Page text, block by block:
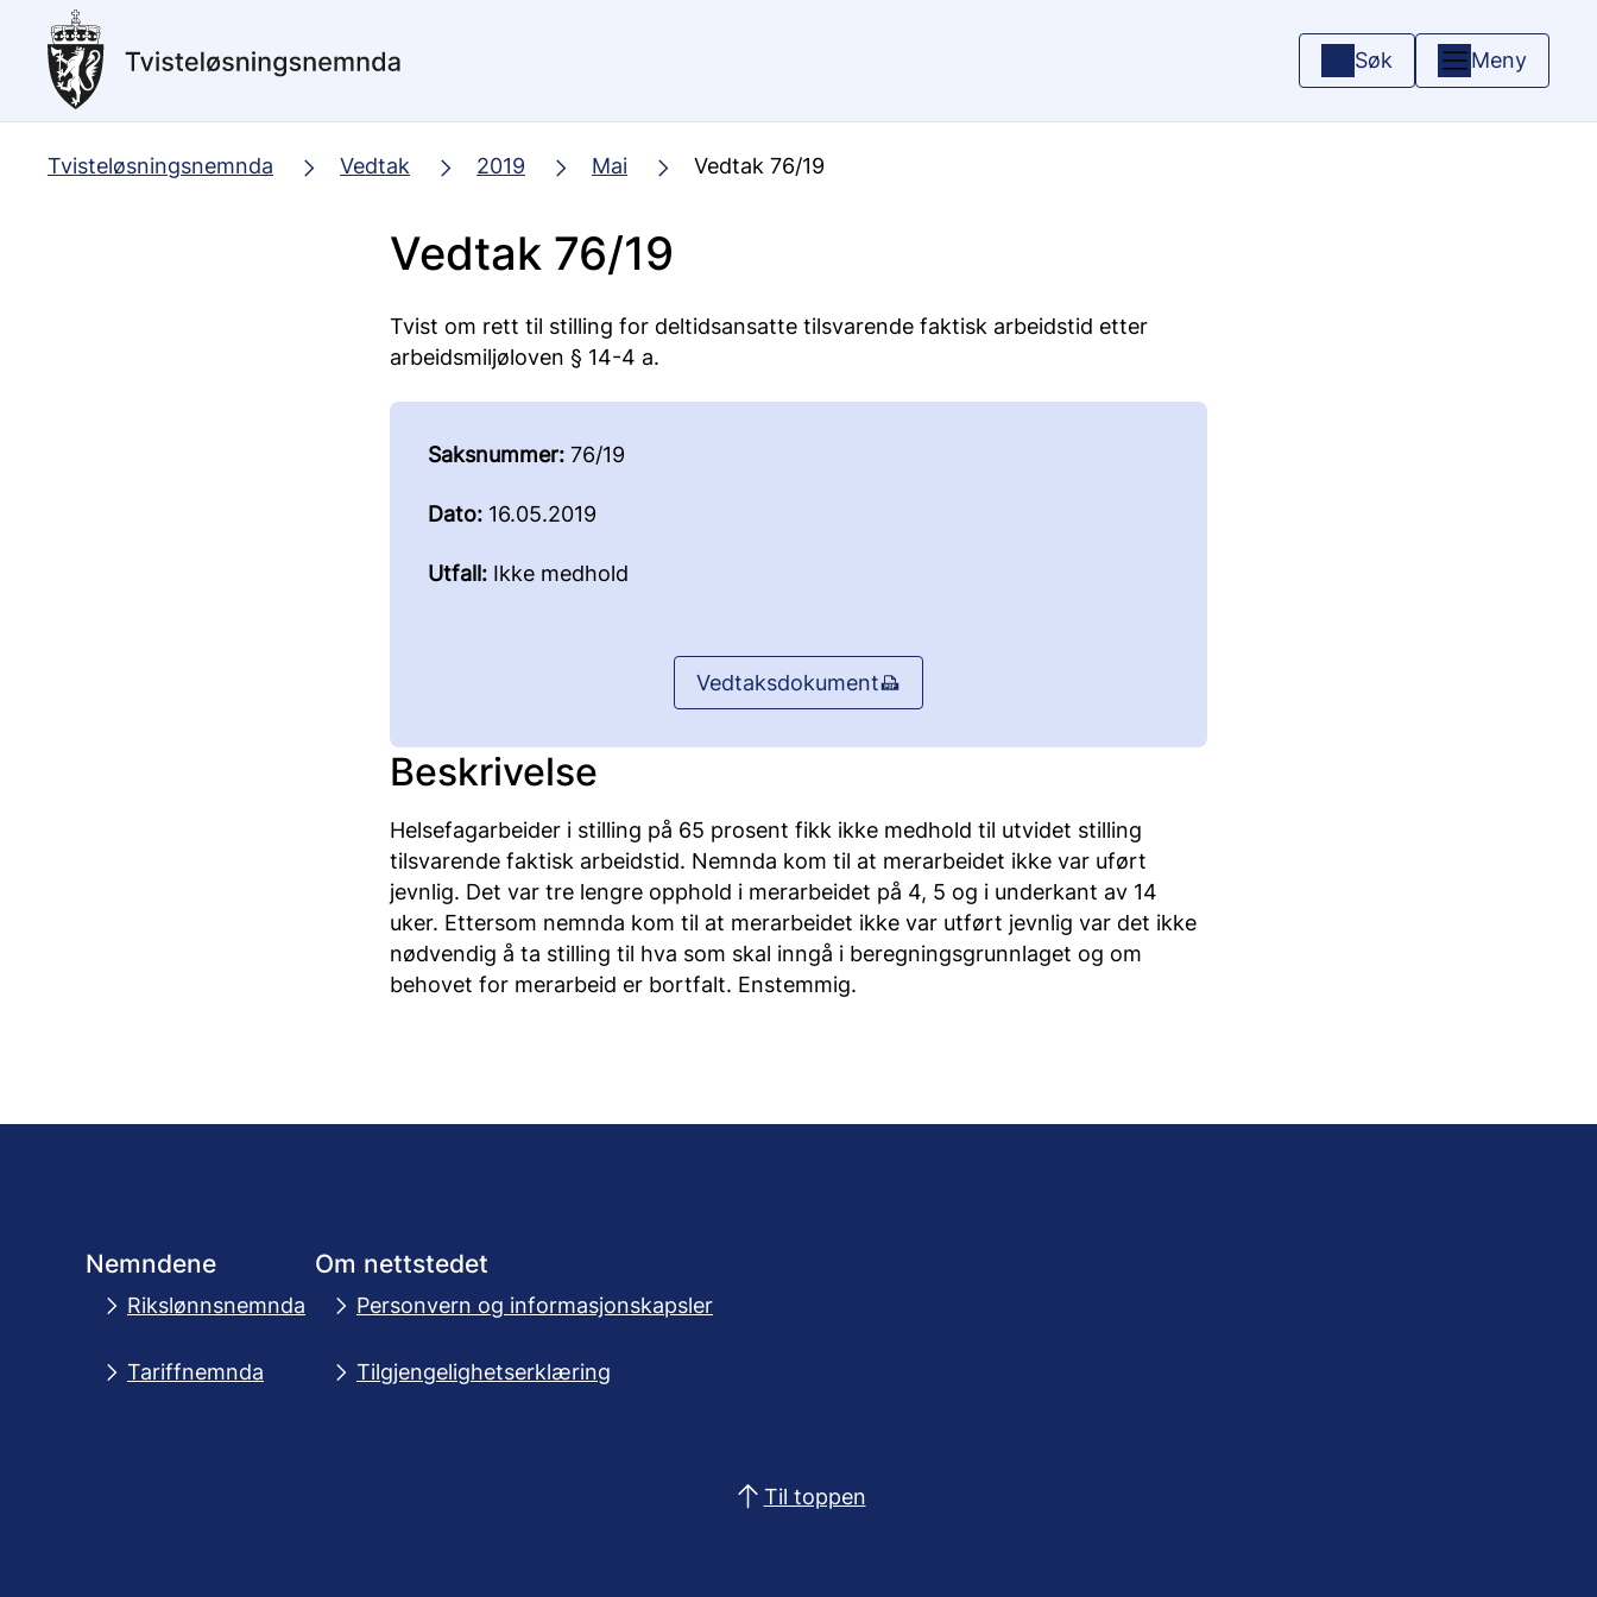
hovedinnhold
Søk Meny
Tvisteløsningsnemnda Vedtak 2019 Mai Vedtak 76/19
Vedtak 76/19
Tvist om rett til stilling for deltidsansatte tilsvarende faktisk arbeidstid etter
arbeidsmiljøloven § 14-4 a.
Saksnummer: 76/19
Dato: 16.05.2019
Utfall: Ikke medhold
Vedtaksdokument
Beskrivelse
Helsefagarbeider i stilling på 65 prosent fikk ikke medhold til utvidet stilling
tilsvarende faktisk arbeidstid. Nemnda kom til at merarbeidet ikke var uført
jevnlig. Det var tre lengre opphold i merarbeidet på 4, 5 og i underkant av 14
uker. Ettersom nemnda kom til at merarbeidet ikke var utført jevnlig var det ikke
nødvendig å ta stilling til hva som skal inngå i beregningsgrunnlaget og om
behovet for merarbeid er bortfalt. Enstemmig.
Nemndene
Rikslønnsnemnda
Tariffnemnda
Om nettstedet
Personvern og informasjonskapsler
Tilgjengelighetserklæring
Til toppen